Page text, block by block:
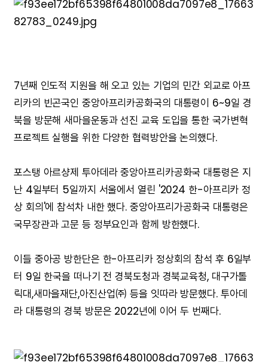
7년째 인도적 지원을 해 오고 있는 기업의 민간 외교로 아프
리카의 빈곤국인 중앙아프리카공화국의 대통령이 6~9일 경
북을 방문해 새마을운동과 선진 교육 도입을 통한 국가변혁
프로젝트 실행을 위한 다양한 협력방안을 논의했다.
포스탱 아르샹제 투아데라 중앙아프리카공화국 대통령은 지
난 4일부터 5일까지 서울에서 열린 '2024 한-아프리카 정
상 회의'에 참석차 내한 했다. 중앙아프리가공화국 대통령은
국무장관과 고문 등 정부요인과 함께 방한했다.
이들 중아공 방한단은 한-아프리카 정상회의 참석 후 6일부
터 9일 한국을 떠나기 전 경북도청과 경북교육청, 대구가톨
릭대,새마을재단,아진산업㈜ 등을 잇따라 방문했다. 투아데
라 대통령의 경북 방문은 2022년에 이어 두 번째다.